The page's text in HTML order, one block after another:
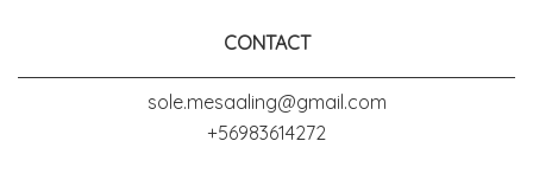
CONTACT
sole.mesaaling@gmail.com
+56983614272